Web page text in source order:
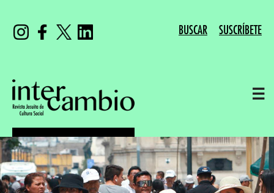
BUSCAR SUSCRÍBETE
☰